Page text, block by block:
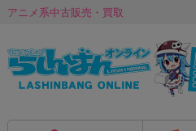
アニメ系中古販売・買取